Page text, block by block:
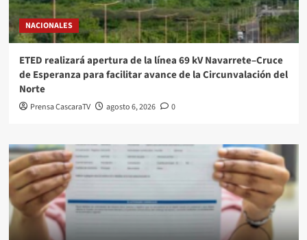
NACIONALES
ETED realizará apertura de la línea 69 kV Navarrete–Cruce
de Esperanza para facilitar avance de la Circunvalación del
Norte
Prensa CascaraTV agosto 6, 2026 0